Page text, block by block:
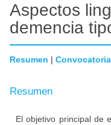
Aspectos
demencia
Resumen | Convocatoria
Resumen
El objetivo principal de